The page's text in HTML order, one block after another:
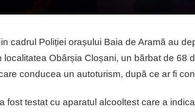
cadrul Poliției orașului Baia de Aramă au
localitatea Obârșia Cloșani, un bărbat de 68
conducea un autoturism, după ce ar fi
fost testat cu aparatul alcooltest care a